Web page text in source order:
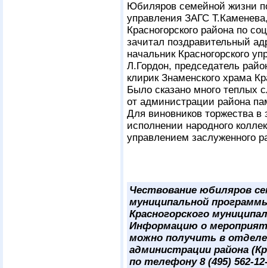
Юбиляров семейной жизни
управления ЗАГС
Красногорского района по
зачитал поздравительный
начальник Красногорского
Л.Гордон, председатель
клирик Знаменского храма
Было сказано много теплых
от администрации района
Для виновников торжества в
исполнении народного
управлением заслуженного
Чествование юбиляров
муниципальной
Красногорского
Информацию о
можно получить в
администрации района
по телефону 8 (495) 562-